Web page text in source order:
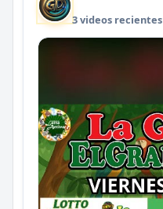
3 videos recientes